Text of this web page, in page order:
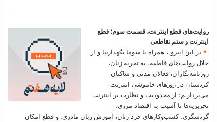
روایت‌های قطع اینترنت، قسمت سوم؛ قطع
اینترنت و ستم تقاطعی
در این اپیزود، همراه با سوما نگهدارنیا و از
خلال روایت‌های فاطمه، به تجربه زنان،
روزنامه‌نگاران، فعالان مدنی و ساکنان
کردستان در روزهای خاموشی اینترنت
می‌پردازیم؛ از محدودیت و نظارت بر اینترنت
تحریریه‌ها تا آسیب به اقتصاد مرزی،
گردشگری، کسب‌وکارهای خرد زنان، آموزش زبان مادری، و قطع امکان